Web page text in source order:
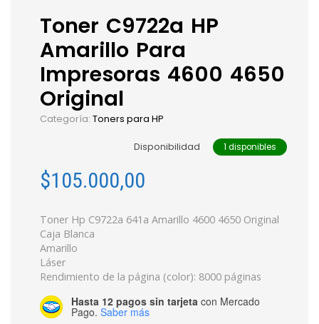
Toner C9722a HP
Amarillo Para
Impresoras 4600 4650
Original
Categoría: Toners para HP
Disponibilidad 1 disponibles
$105.000,00
Toner Hp C9722a 641a Amarillo 4600 4650 Original
Caja Blanca
Amarillo
Láser
Rendimiento de la página (color): 8000 páginas
Hasta 12 pagos sin tarjeta con Mercado
Pago. Saber más